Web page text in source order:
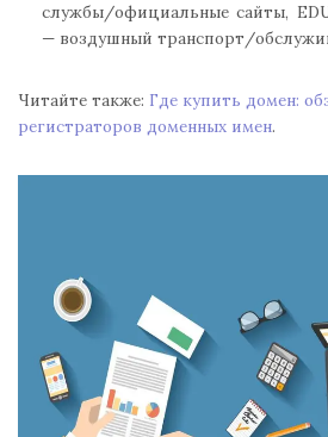
службы/официальные сайты,
— воздушный транспорт/
Читайте также: Где купить домен:
регистраторов доменных имен.